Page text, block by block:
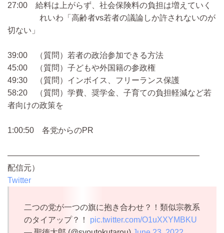
27:00 給料は上がらず、社会保険料の負担は増えていく
れいわ「高齢者vs若者の議論しか許されないのが
切ない」
39:00 （質問）若者の政治参加できる方法
45:00 （質問）子どもや外国籍の参政権
49:30 （質問）インボイス、フリーランス保護
58:20 （質問）学費、奨学金、子育ての負担軽減など若
者向けの政策を
1:00:50 各党からのPR
————————————————————————
配信元）
Twitter
二つの党が一つの旗に抱き合わせ？！類似宗教系
のタイアップ？！ pic.twitter.com/O1uXXYMBKU